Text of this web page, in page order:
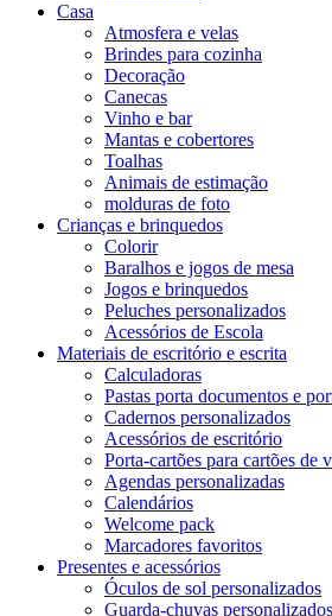
Casa
Atmosfera e velas
Brindes para cozinha
Decoração
Canecas
Vinho e bar
Mantas e cobertores
Toalhas
Animais de estimação
molduras de foto
Crianças e brinquedos
Colorir
Baralhos e jogos de mesa
Jogos e brinquedos
Peluches personalizados
Acessórios de Escola
Materiais de escritório e escrita
Calculadoras
Pastas porta documentos e
Cadernos personalizados
Acessórios de escritório
Porta-cartões para cartões de
Agendas personalizadas
Calendários
Welcome pack
Marcadores favoritos
Presentes e acessórios
Óculos de sol personalizados
Guarda-chuvas personalizados